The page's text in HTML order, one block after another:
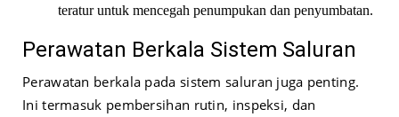
teratur untuk mencegah penumpukan dan penyumbatan.
Perawatan Berkala Sistem Saluran
Perawatan berkala pada sistem saluran juga penting.
Ini termasuk pembersihan rutin, inspeksi, dan